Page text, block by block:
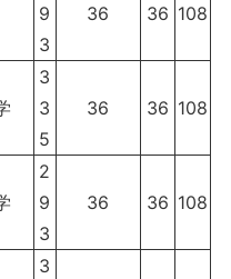
9
3
36 36 108
3
3
5
36 36 108
2
9
3
36 36 108
3